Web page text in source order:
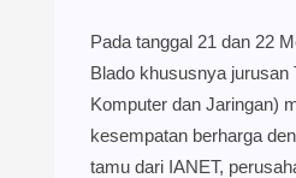
Pada tanggal 21 dan 22
Blado khususnya jurusan
Komputer dan Jaringan)
kesempatan berharga
tamu dari IANET,